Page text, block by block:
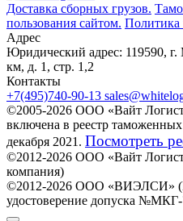
Доставка сборных грузов.
пользования сайтом. Политика
Адрес
Юридический адрес: 119590, г.
км, д. 1, стр. 1,2
Контакты
+7(495)740-90-13
©2005-2026 ООО «Вайт
включена в реестр
декабря 2021. Посмотреть
©2012-2026 ООО «Вайт
компания)
©2012-2026 ООО «ВИЭЛСИ»
удостоверение допуска